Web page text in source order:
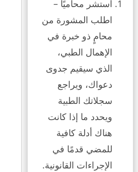
استشر محاميًا –
اطلب المشورة من
محامٍ ذو خبرة في
الإهمال الطبي،
الذي سيقيم جدوى
دعواك، ويراجع
سجلاتك الطبية
ويحدد ما إذا كانت
هناك أدلة كافية
للمضي قدمًا في
الإجراءات القانونية.